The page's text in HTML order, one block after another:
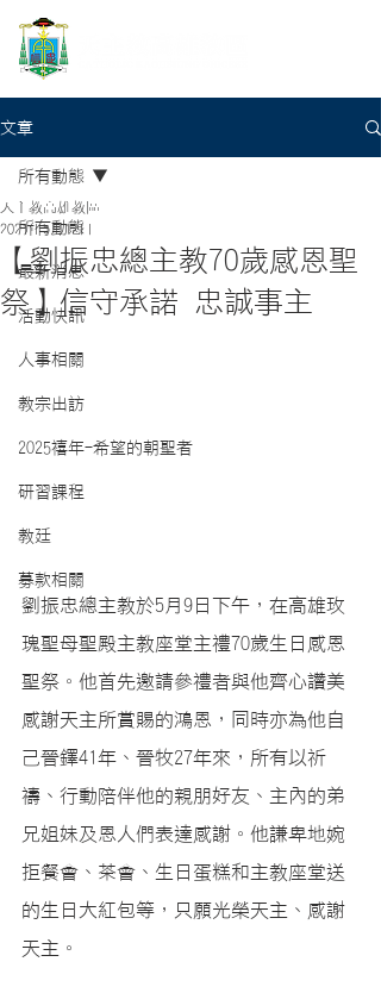
文章
所有動態
最新消息
活動快訊
人事相關
教宗出訪
2025禧年-希望的朝聖者
研習課程
教廷
募款相關
所有動態
【劉振忠總主教70歲感恩聖
祭】信守承諾 忠誠事主
天主教高雄教區
2021年5月12日
劉振忠總主教於5月9日下午，在高雄玫
瑰聖母聖殿主教座堂主禮70歲生日感恩
聖祭。他首先邀請參禮者與他齊心讚美
感謝天主所賞賜的鴻恩，同時亦為他自
己晉鐸41年、晉牧27年來，所有以祈
禱、行動陪伴他的親朋好友、主內的弟
兄姐妹及恩人們表達感謝。他謙卑地婉
拒餐會、茶會、生日蛋糕和主教座堂送
的生日大紅包等，只願光榮天主、感謝
天主。